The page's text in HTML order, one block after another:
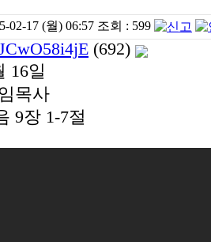
02-17 (월) 06:57 조회 : 599
(692)
16일
목사
9장 1-7절